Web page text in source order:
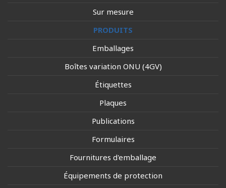
Sur mesure
PRODUITS
Emballages
Boîtes variation ONU (4GV)
Étiquettes
Plaques
Publications
Formulaires
Fournitures d'emballage
Équipements de protection